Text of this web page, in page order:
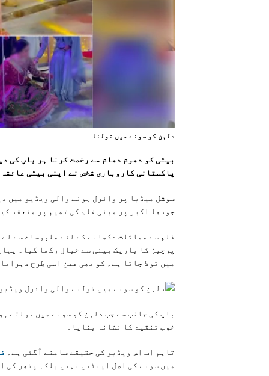
دلہن کو سونے ميں تولنا
بیٹی کو دھوم دھام سے رخصت کرنا ہر باپ کی
پاکستانی کاروباری شخص نے اپنی بیٹی
سوشل میڈیا پر وائرل ہونے والی ویڈیو میں
جودھا اکبر پر مبنی فلم کی تھیم پر منعقد
فلم سے مماثلت دکھانے کے لئے ملبوسات سے
پرچیز کا باریک بینی سے خیال رکھا گیا۔
میں تولا جاتا ہے۔ کو بھی عین اسی طرح دہرایا
باپ کی جانب سے جب دلہن کو سونے میں تولتے
خوب تنقید کا نشانہ بنایا۔
تاہم اب اس ویڈیو کی حقیقت سامنے آگئی ہے۔
میں سونے کی اصل اینٹیں نہیں بلکہ پتھر کی